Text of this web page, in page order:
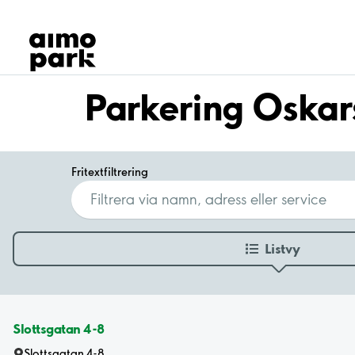
Hitta parkering
Samarbete
Kundservice
Om Aimo Park
Parkering
Fritextfiltrering
Listvy
Slottsgatan 4-8